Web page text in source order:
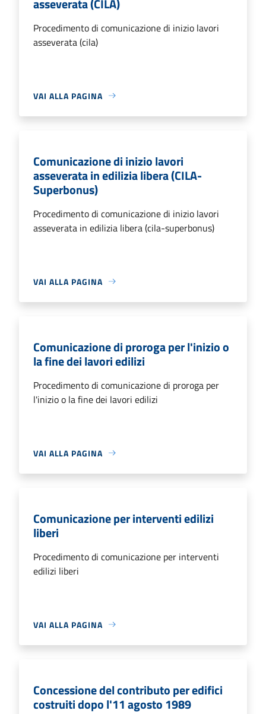
Procedimento di comunicazione di inizio lavori
asseverata (cila)
VAI ALLA PAGINA
Comunicazione di inizio lavori
asseverata in edilizia libera (CILA-
Superbonus)
Procedimento di comunicazione di inizio lavori
asseverata in edilizia libera (cila-superbonus)
VAI ALLA PAGINA
Comunicazione di proroga per l'inizio o
la fine dei lavori edilizi
Procedimento di comunicazione di proroga per
l'inizio o la fine dei lavori edilizi
VAI ALLA PAGINA
Comunicazione per interventi edilizi
liberi
Procedimento di comunicazione per interventi
edilizi liberi
VAI ALLA PAGINA
Concessione del contributo per edifici
costruiti dopo l'11 agosto 1989